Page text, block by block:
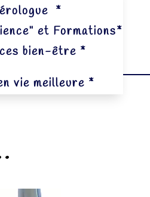
*
et Formations*
bien-être *
vie meilleure *